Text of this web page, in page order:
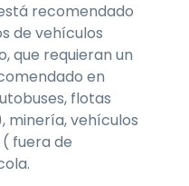
recomendado
de vehículos
que requieran un
en
flotas
minería, vehículos
fuera de